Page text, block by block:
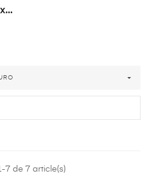
7 de 7 article(s)